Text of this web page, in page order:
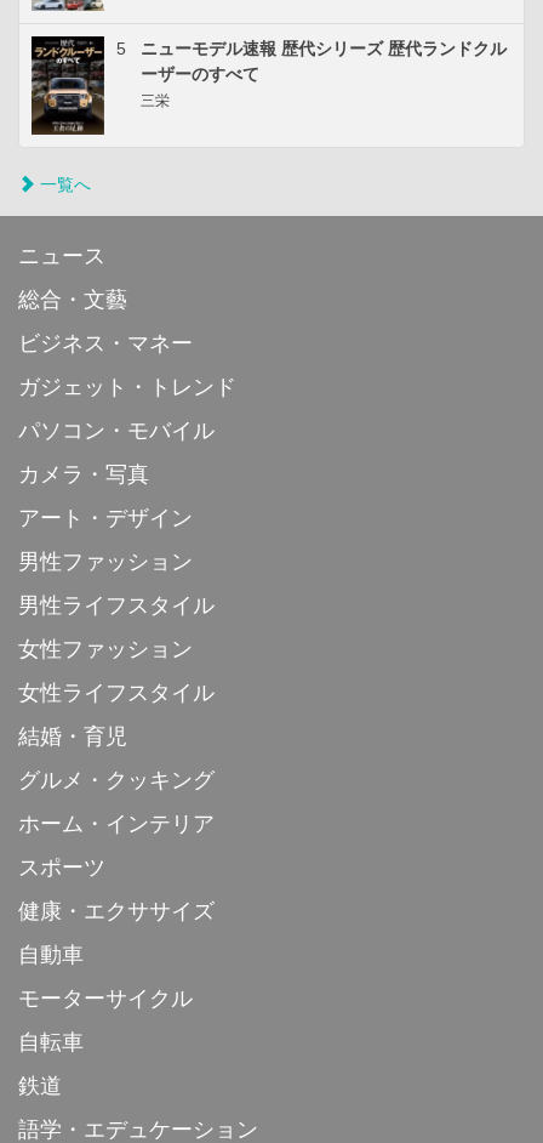
5
ニューモデル速報 歴代シリーズ 歴代ランドクル
ーザーのすべて
三栄
一覧へ
ニュース
総合・文藝
ビジネス・マネー
ガジェット・トレンド
パソコン・モバイル
カメラ・写真
アート・デザイン
男性ファッション
男性ライフスタイル
女性ファッション
女性ライフスタイル
結婚・育児
グルメ・クッキング
ホーム・インテリア
スポーツ
健康・エクササイズ
自動車
モーターサイクル
自転車
鉄道
語学・エデュケーション